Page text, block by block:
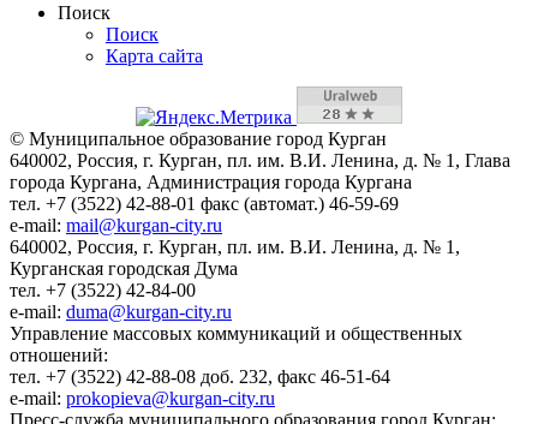
Поиск
Поиск
Карта сайта
© Муниципальное образование город Курган
640002, Россия, г. Курган, пл. им. В.И. Ленина, д. № 1, Глава
города Кургана, Администрация города Кургана
тел. +7 (3522) 42-88-01 факс (автомат.) 46-59-69
e-mail: mail@kurgan-city.ru
640002, Россия, г. Курган, пл. им. В.И. Ленина, д. № 1,
Курганская городская Дума
тел. +7 (3522) 42-84-00
e-mail: duma@kurgan-city.ru
Управление массовых коммуникаций и общественных
отношений:
тел. +7 (3522) 42-88-08 доб. 232, факс 46-51-64
e-mail: prokopieva@kurgan-city.ru
Пресс-служба муниципального образования город Курган: